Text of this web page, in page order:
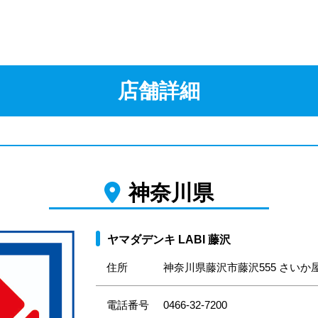
店舗詳細
神奈川県
ヤマダデンキ LABI 藤沢
住所 神奈川県藤沢市藤沢555 さいか
電話番号 0466-32-7200